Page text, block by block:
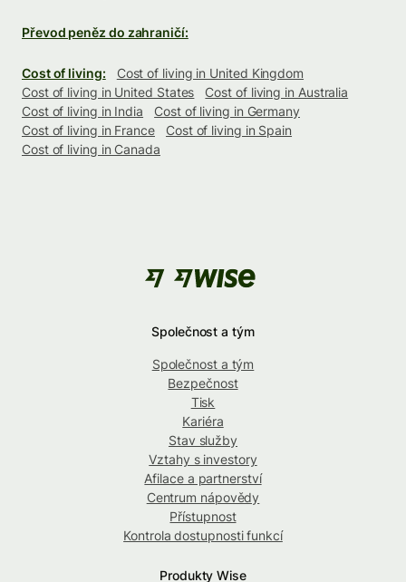
Převod peněz do zahraničí:
Cost of living:
Cost of living in United Kingdom
Cost of living in United States
Cost of living in Australia
Cost of living in India
Cost of living in Germany
Cost of living in France
Cost of living in Spain
Cost of living in Canada
Společnost a tým
Společnost a tým
Bezpečnost
Tisk
Kariéra
Stav služby
Vztahy s investory
Afilace a partnerství
Centrum nápovědy
Přístupnost
Kontrola dostupnosti funkcí
Produkty Wise